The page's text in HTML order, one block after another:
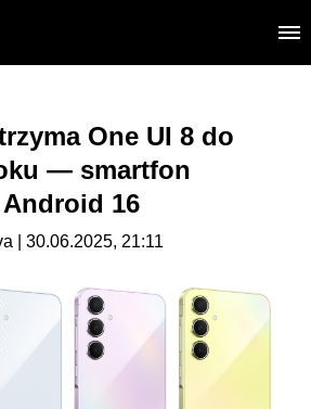
One UI 8 do
— smartfon
16
| 30.06.2025, 21:11